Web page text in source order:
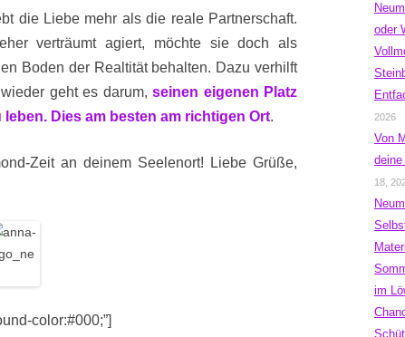
die Liebe mehr als die reale Partnerschaft.
verträumt agiert, möchte sie doch als
Boden der Realtität behalten. Dazu verhilft
geht es darum,seinen eigenen Platz
leben. Dies am besten am richtigen Ort.
Zeit an deinem Seelenort! Liebe Grüße,
color:#000;”]
oder
2026
Von
18,
im